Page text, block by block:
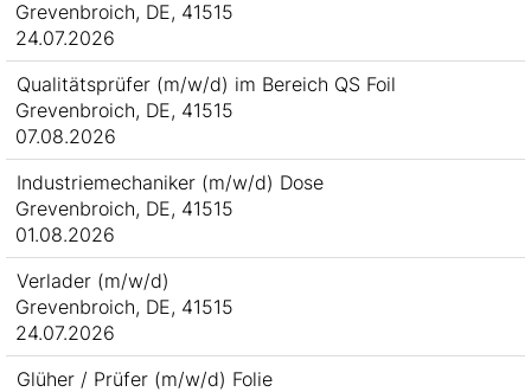
Grevenbroich, DE, 41515
24.07.2026
Qualitätsprüfer (m/w/d) im Bereich QS Foil
Grevenbroich, DE, 41515
07.08.2026
Industriemechaniker (m/w/d) Dose
Grevenbroich, DE, 41515
01.08.2026
Verlader (m/w/d)
Grevenbroich, DE, 41515
24.07.2026
Glüher / Prüfer (m/w/d) Folie